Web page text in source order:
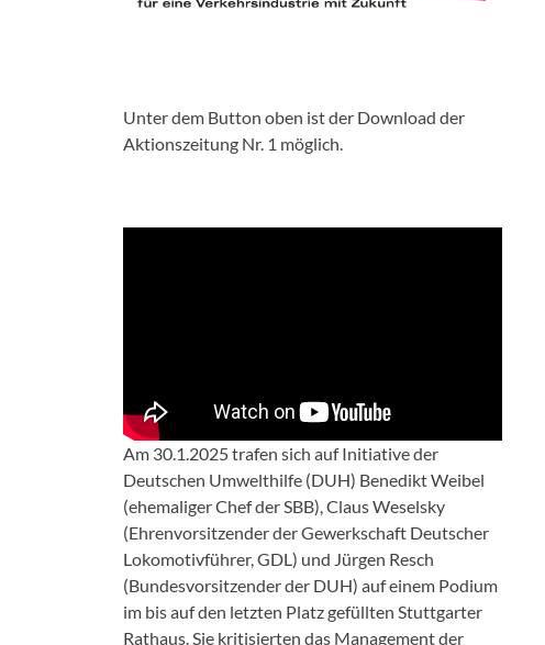
Unter dem Button oben ist der Download der
Aktionszeitung Nr. 1 möglich.
Am 30.1.2025 trafen sich auf Initiative der
Deutschen Umwelthilfe (DUH) Benedikt Weibel
(ehemaliger Chef der SBB), Claus Weselsky
(Ehrenvorsitzender der Gewerkschaft Deutscher
Lokomotivführer, GDL) und Jürgen Resch
(Bundesvorsitzender der DUH) auf einem Podium
im bis auf den letzten Platz gefüllten Stuttgarter
Rathaus. Sie kritisierten das Management der